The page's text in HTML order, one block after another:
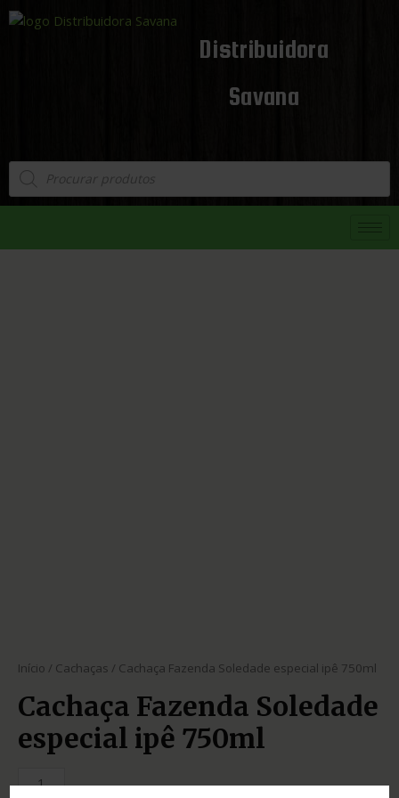
Distribuidora
Savana
Início / Cachaças / Cachaça Fazenda Soledade especial ipê 750ml
Cachaça Fazenda Soledade
especial ipê 750ml